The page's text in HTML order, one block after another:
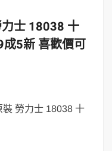
士 18038 十
5新 喜歡價可
勞力士 18038 十